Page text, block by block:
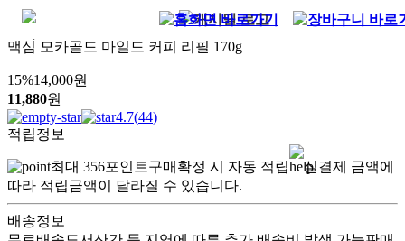
맥심 모카골드 마일드 커피 리필 170g
15%14,000원
11,880원
4.7(44)
적립정보
최대 356포인트구매확정 시 자동 적립
실결제 금액에
따라 적립금액이 달라질 수 있습니다.
배송정보